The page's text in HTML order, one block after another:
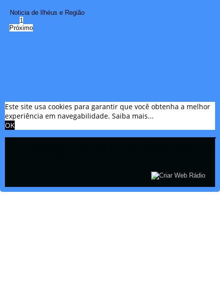
Noticia de Ilhéus e Região
1
Próximo
Este site usa cookies para garantir que você obtenha a melhor
experiência em navegabilidade. Saiba mais...
OK